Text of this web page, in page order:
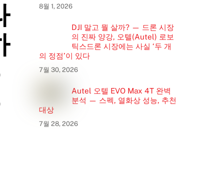
8월 1, 2026
DJI 말고 뭘 살까? — 드론 시장
의 진짜 양강, 오텔(Autel) 로보
틱스드론 시장에는 사실 ‘두 개
의 정점’이 있다
7월 30, 2026
Autel 오텔 EVO Max 4T 완벽
분석 — 스펙, 열화상 성능, 추천
대상
7월 28, 2026